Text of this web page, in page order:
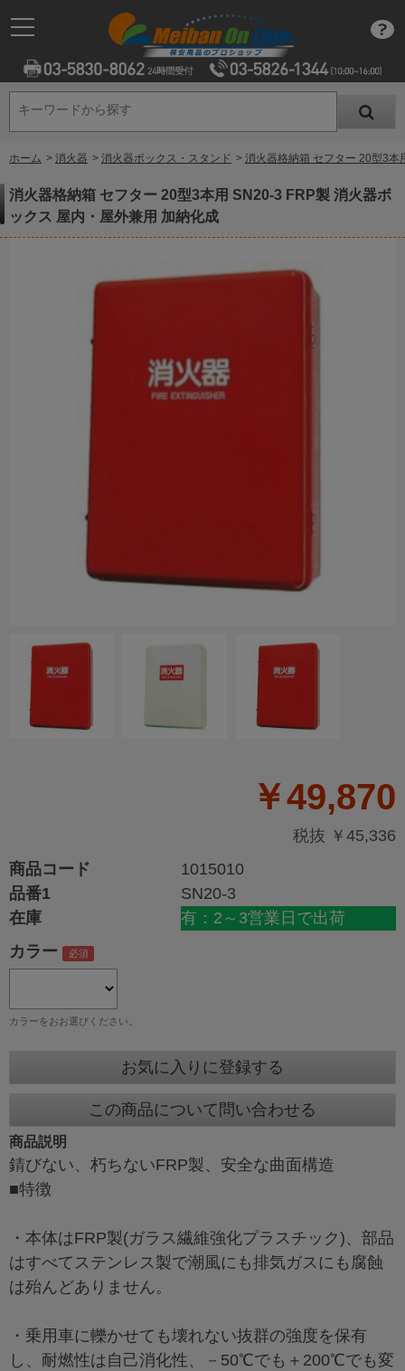
キーワードから探す
キーワードから探す
ホーム > 消火器 > 消火器ボックス・スタンド > 消火器格納箱 セフター 20型3本
消火器格納箱 セフター 20型3本用 SN20-3 FRP製 消火器ボ
ックス 屋内・屋外兼用 加納化成
￥49,870
税抜 ￥45,336
商品コード
1015010
品番1
SN20-3
在庫
有：2～3営業日で出荷
カラー
カラーをおお選びください。
お気に入りに登録する
この商品について問い合わせる
商品説明
錆びない、朽ちないFRP製、安全な曲面構造
■特徴
・本体はFRP製(ガラス繊維強化プラスチック)、部品
はすべてステンレス製で潮風にも排気ガスにも腐蝕
は殆んどありません。
・乗用車に轢かせても壊れない抜群の強度を保有
し、耐燃性は自己消化性、－50℃でも＋200℃でも変